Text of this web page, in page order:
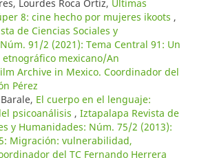
Lourdes Roca Ortiz, Últimas
8: cine hecho por mujeres ikoots ,
de Ciencias Sociales y
91/2 (2021): Tema Central 91: Un
mexicano/An
Archive in Mexico. Coordinador del
Pérez
El cuerpo en el lenguaje:
psicoanálisis , Iztapalapa Revista de
y Humanidades: Núm. 75/2 (2013):
Migración: vulnerabilidad,
del TC Fernando Herrera